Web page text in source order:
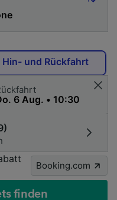
Hin- und Rückfahrt
Booking.com
finden